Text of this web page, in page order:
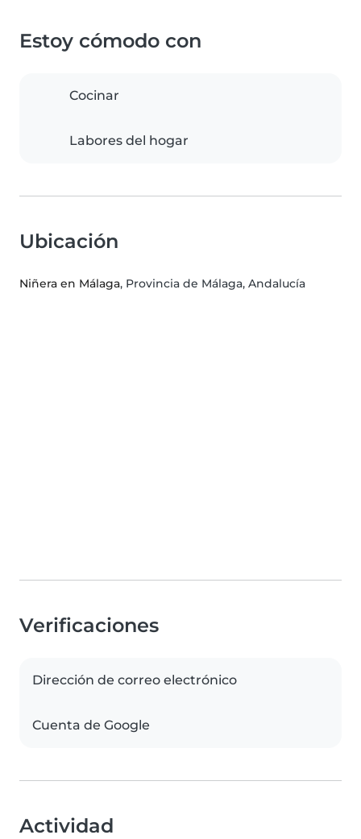
Estoy cómodo con
Cocinar
Labores del hogar
Ubicación
Niñera en Málaga, Provincia de Málaga, Andalucía
Verificaciones
Dirección de correo electrónico
Cuenta de Google
Actividad